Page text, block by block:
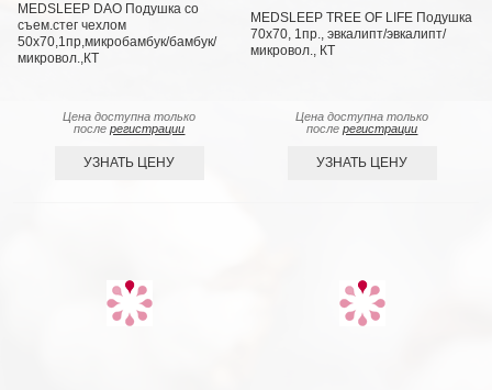
MEDSLEEP DAO Подушка со
съем.стег чехлом
50х70,1пр,микробамбук/бамбук/
микровол.,КТ
Цена доступна только
послерегистрации
УЗНАТЬ ЦЕНУ
MEDSLEEP TREE OF LIFE Подушка
70х70, 1пр., эвкалипт/эвкалипт/
микровол., КТ
Цена доступна только
послерегистрации
УЗНАТЬ ЦЕНУ